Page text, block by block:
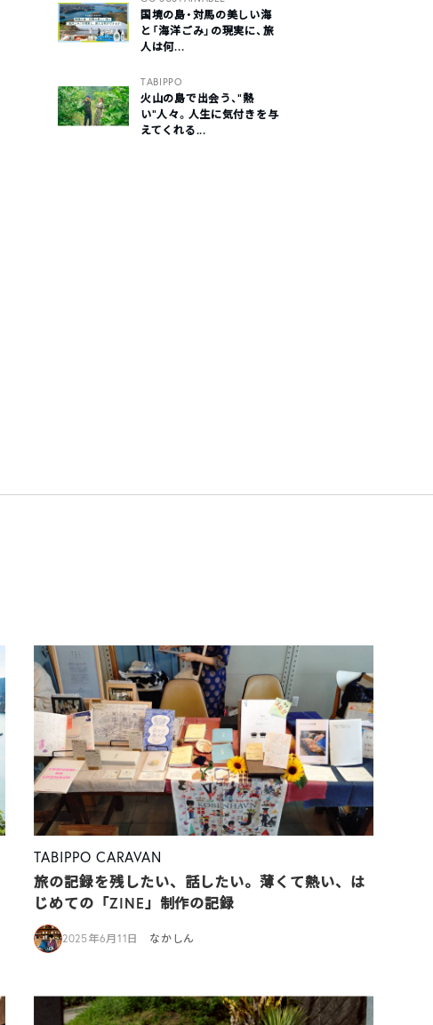
国境の島・対馬の美しい海
と「海洋ごみ」の現実に、旅
人は何...
TABIPPO
火山の島で出会う、“熱
い“人々。人生に気付きを与
えてくれる...
TABIPPO CARAVAN
旅の記録を残したい、話したい。薄くて熱い、は
じめての「ZINE」制作の記録
2025年6月11日 なかしん